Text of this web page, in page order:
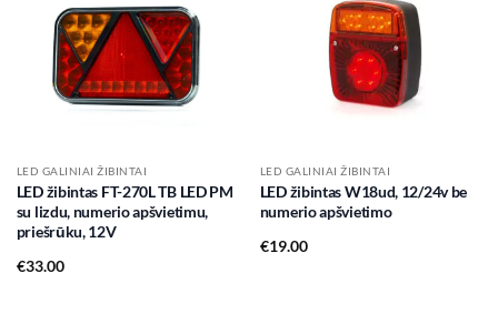
Add to
wishlist
LED GALINIAI ŽIBINTAI
LED žibintas FT-270L TB LED PM
su lizdu, numerio apšvietimu,
priešrūku, 12V
€33.00
LED GALINIAI ŽIBINTAI
LED žibintas W18ud, 12/24v be
numerio apšvietimo
€19.00